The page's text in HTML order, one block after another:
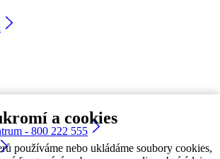
a cookies
používáme nebo ukládáme soubory cookies,
- 800 222 555